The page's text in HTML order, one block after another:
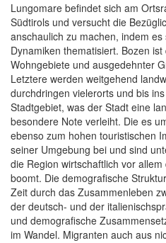
Lungomare befindet sich am
Südtirols und versucht die
anschaulich zu machen, indem
Dynamiken thematisiert. Bozen
Wohngebiete und ausgedehnter
Letztere werden weitgehend
durchdringen vielerorts und bis
Stadtgebiet, was der Stadt eine
besondere Note verleiht. Die es
ebenso zum hohen touristischen
seiner Umgebung bei und sind
die Region wirtschaftlich vor
boomt. Die demografische
Zeit durch das Zusammenleben
der deutsch- und der
und demografische
im Wandel. Migranten auch aus